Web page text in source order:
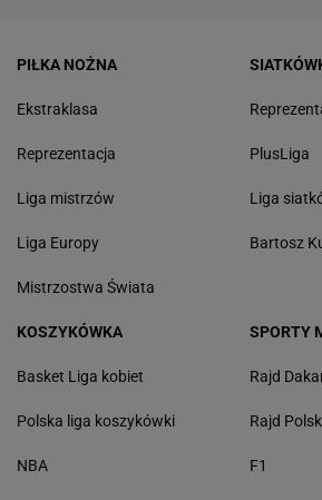
PIŁKA NOŻNA
Ekstraklasa
Reprezentacja
Liga mistrzów
Liga Europy
Mistrzostwa Świata
PlusLiga
Liga
Bartosz
KOSZYKÓWKA
Basket Liga kobiet
Polska liga koszykówki
NBA
SPORTY
Rajd
Rajd
F1